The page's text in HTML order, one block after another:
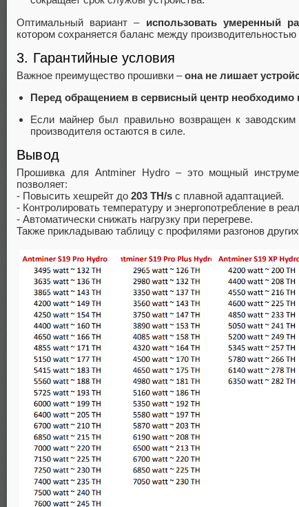
Оптимальный вариант – использовать умеренный
котором сохраняется баланс между
3. Гарантийные условия
Важное преимущество прошивки –она не лишает
Перед обращением в сервисный центр необходимо
Если майнер был правильно возвращен к заводским
производителя остаются в силе.
Вывод
Прошивка для Antminer Hydro – это мощный
позволяет:
- Повысить хешрейт до 203 TH/s с плавной адаптацией.
- Контролировать температуру и энергопотребление в
- Автоматически снижать нагрузку при перегреве.
Также прикладываю таблицу с профилями разгонов